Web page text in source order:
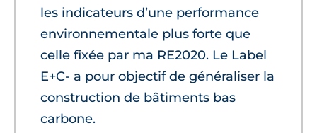
les indicateurs d’une performance
environnementale plus forte que
celle fixée par ma RE2020. Le Label
E+C- a pour objectif de généraliser la
construction de bâtiments bas
carbone.